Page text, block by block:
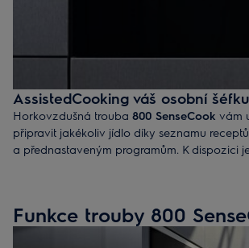
AssistedCooking váš osobní
Horkovzdušná trouba 800 SenseCook vám
připravit jakékoliv jídlo díky seznamu receptů
a přednastaveným programům. K dispozici
Funkce trouby 800